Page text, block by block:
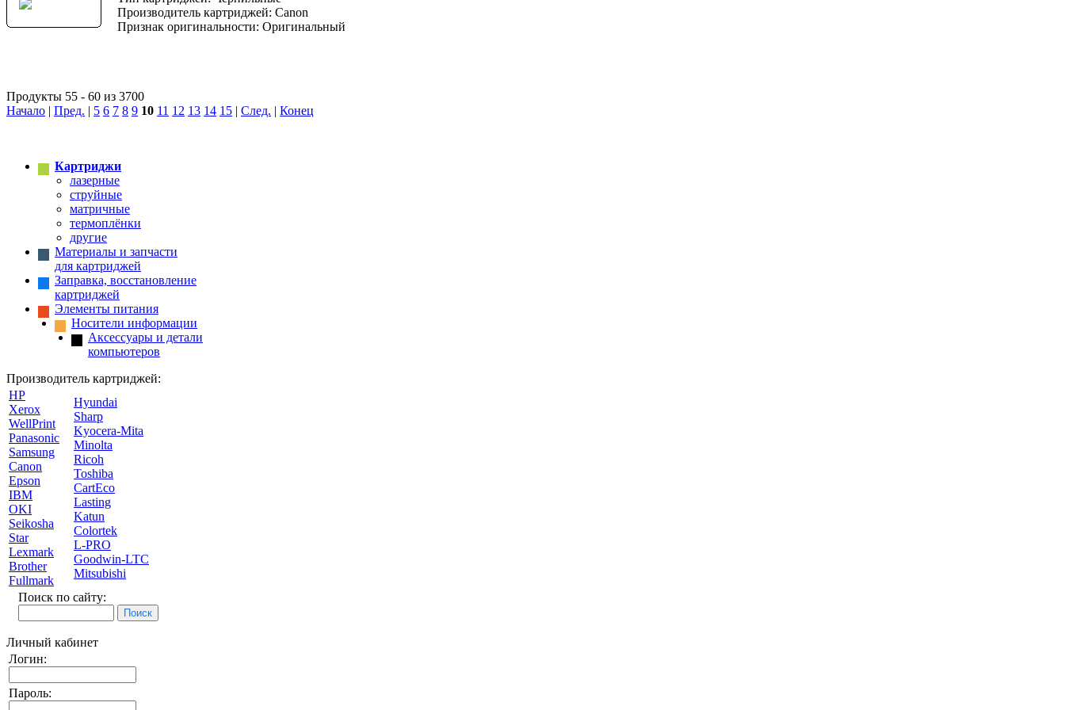
Производитель картриджей: Canon
Признак оригинальности: Оригинальный
Продукты 55 - 60 из 3700
Начало | Пред. | 5 6 7 8 9 10 11 12 13 14 15 | След. | Конец
Картриджи
лазерные
струйные
матричные
термоплёнки
другие
Материалы и запчасти
для картриджей
Заправка, восстановление
картриджей
Элементы питания
Носители информации
Аксессуары и детали
компьютеров
Производитель картриджей:
HP
Xerox
WellPrint
Panasonic
Samsung
Canon
Epson
IBM
OKI
Seikosha
Star
Lexmark
Brother
Fullmark
Hyundai
Sharp
Kyocera-Mita
Minolta
Ricoh
Toshiba
CartEco
Lasting
Katun
Colortek
L-PRO
Goodwin-LTC
Mitsubishi
Поиск по сайту:
Личный кабинет
Логин:
Пароль: